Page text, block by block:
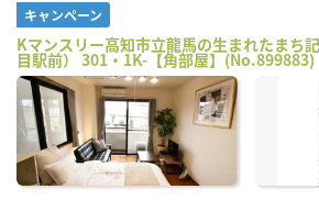
キャンペーン
Kマンスリー高知市立龍馬の生まれたまち
目駅前） 301・1K-【角部屋】(No.899883)